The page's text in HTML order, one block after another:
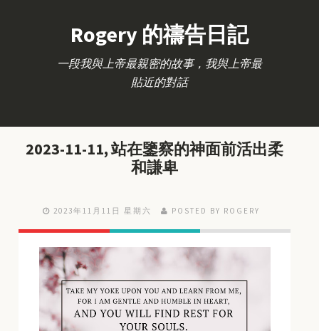
Rogery 的禱告日記
一段我與上帝最親密的故事，我與上帝最
貼近的對話
2023-11-11, 站在鑒察的神面前活出柔
和謙卑
2023年11月11日 星期六 POSTED BY ROGERY